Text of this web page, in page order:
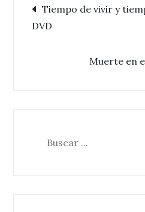
Tiempo de vivir y
DVD
Muerte en